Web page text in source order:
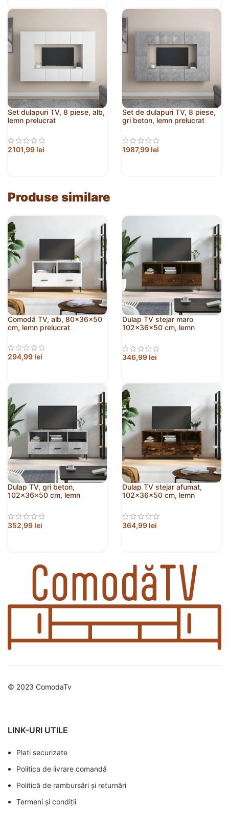
Set dulapuri TV, 8 piese, alb,
lemn prelucrat
2101,99 lei
Set de dulapuri TV, 8 piese,
gri beton, lemn prelucrat
1987,99 lei
Produse similare
Comodă TV, alb, 80x36x50
cm, lemn prelucrat
294,99 lei
Dulap TV stejar maro
102x36x50 cm, lemn
346,99 lei
Dulap TV, gri beton,
102x36x50 cm, lemn
352,99 lei
Dulap TV stejar afumat,
102x36x50 cm, lemn
364,99 lei
© 2023 ComodaTv
LINK-URI UTILE
Plati securizate
Politica de livrare comandă
Politică de rambursări și returnări
Termeni și condiții